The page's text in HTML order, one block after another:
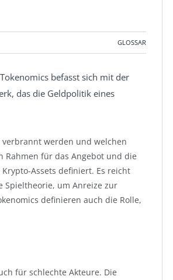
GLOSSAR
befasst sich mit der
das die Geldpolitik eines
werden und welchen
Rahmen für das Angebot und die
Assets definiert. Es reicht
Spieltheorie, um Anreize zur
definieren auch die Rolle,
für schlechte Akteure. Die